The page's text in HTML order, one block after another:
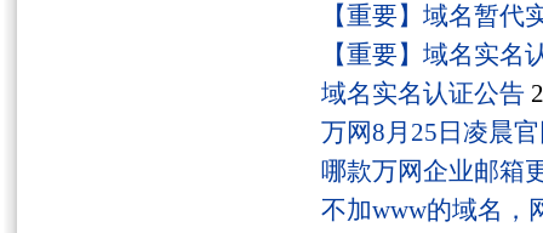
【重要】域名暂代
【重要】域名实名
域名实名认证公告
万网8月25日凌晨
哪款万网企业邮箱
不加www的域名，